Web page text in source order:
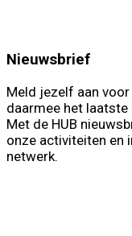
Nieuwsbrief
Meld jezelf aan
daarmee het
Met de HUB
onze activiteiten en
netwerk.